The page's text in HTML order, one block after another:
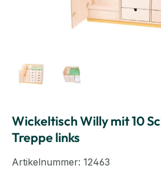
Wickeltisch Willy mit 10
Treppe links
Artikelnummer: 12463